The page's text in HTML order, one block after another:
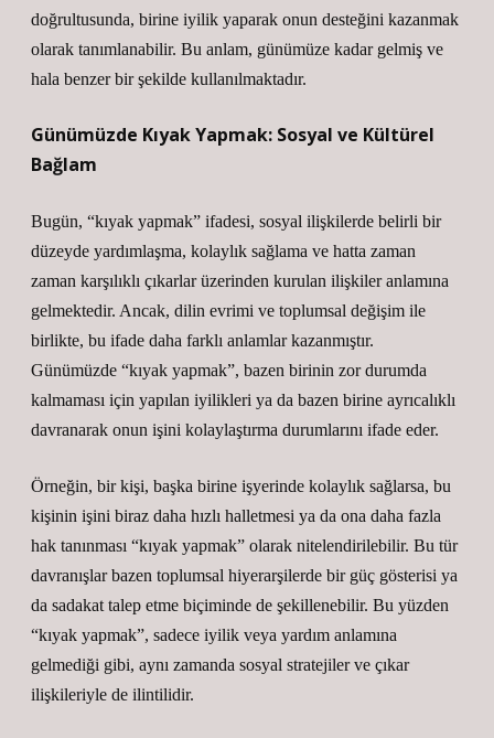
doğrultusunda, birine iyilik yaparak onun desteğini kazanmak
olarak tanımlanabilir. Bu anlam, günümüze kadar gelmiş ve
hala benzer bir şekilde kullanılmaktadır.
Günümüzde Kıyak Yapmak: Sosyal ve Kültürel
Bağlam
Bugün, “kıyak yapmak” ifadesi, sosyal ilişkilerde belirli bir
düzeyde yardımlaşma, kolaylık sağlama ve hatta zaman
zaman karşılıklı çıkarlar üzerinden kurulan ilişkiler anlamına
gelmektedir. Ancak, dilin evrimi ve toplumsal değişim ile
birlikte, bu ifade daha farklı anlamlar kazanmıştır.
Günümüzde “kıyak yapmak”, bazen birinin zor durumda
kalmaması için yapılan iyilikleri ya da bazen birine ayrıcalıklı
davranarak onun işini kolaylaştırma durumlarını ifade eder.
Örneğin, bir kişi, başka birine işyerinde kolaylık sağlarsa, bu
kişinin işini biraz daha hızlı halletmesi ya da ona daha fazla
hak tanınması “kıyak yapmak” olarak nitelendirilebilir. Bu tür
davranışlar bazen toplumsal hiyerarşilerde bir güç gösterisi ya
da sadakat talep etme biçiminde de şekillenebilir. Bu yüzden
“kıyak yapmak”, sadece iyilik veya yardım anlamına
gelmediği gibi, aynı zamanda sosyal stratejiler ve çıkar
ilişkileriyle de ilintilidir.